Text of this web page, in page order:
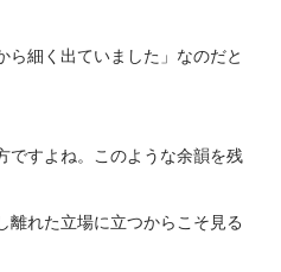
ら細く出ていました」なのだと
ですよね。このような余韻を残
離れた立場に立つからこそ見る